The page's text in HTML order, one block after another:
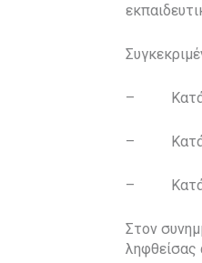
– Κατά το
– Κατά το
– Κατά το
Στον
ληφθείσας